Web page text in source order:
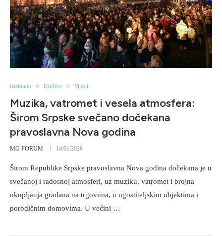
Istaknuto Društvo Vijesti
Muzika, vatromet i vesela atmosfera:
Širom Srpske svečano dočekana
pravoslavna Nova godina
MG FORUM 14/01/2026
Širom Republike Srpske pravoslavna Nova godina dočekana je u
svečanoj i radosnoj atmosferi, uz muziku, vatromet i brojna
okupljanja građana na trgovima, u ugostiteljskim objektima i
porodičnim domovima. U većini …